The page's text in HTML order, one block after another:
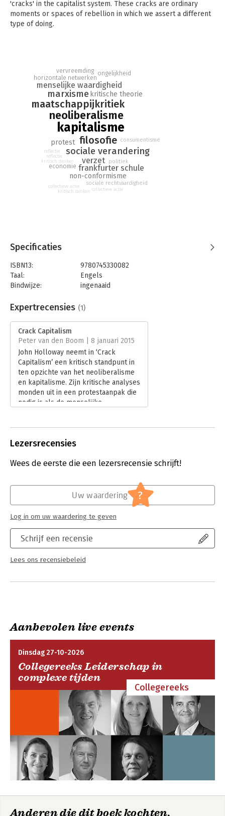
'cracks' in the capitalist system. These cracks are ordinary
moments or spaces of rebellion in which we assert a different
type of doing.
beyond capitalism. Now Holloway rejects the idea of a
disconnected array of struggles and finds a unifying
contradiction - the opposition between the capitalist labour we
undertake in our jobs and the drive towards doing what we
consider necessary or desirable.
kapitalisme
neoliberalisme
filosofie
maatschappijkritiek
sociale verandering
marxisme
menselijke waardigheid
verzet
frankfurter schule
non-conformisme
protest
kritische theorie
horizontale netwerken
economie
vervreemding ongelijkheid
consumentisme
sociale rechtvaardigheid
politiek
kritisch denken
collectieve actie
reflectie
kritisch denken
collectieve actie
reflectie
Specificaties
ISBN13:
9780745330082
Taal:
Engels
Bindwijze:
ingenaaid
Uitgever:
Pluto Press
Verschijningsdatum:
Hoofdrubriek: Economie
Expertrecensies (1)
Crack Capitalism
Peter van den Boom | 8 januari 2015
John Holloway neemt in ‘Crack
Capitalism’ een kritisch standpunt in
ten opzichte van het neoliberalisme
en kapitalisme. Zijn kritische analyses
monden uit in een protestaanpak die
nodig is als de menselijke
Lezersrecensies
Wees de eerste die een lezersrecensie schrijft!
Schrijf een recensie
Lees ons recensiebeleid
Uw waardering ?
Log in om uw waardering te geven
Aanbevolen live events
Dinsdag 27-10-2026
Collegereeks Leiderschap in
complexe tijden
Collegereeks
Anderen die dit boek kochten,